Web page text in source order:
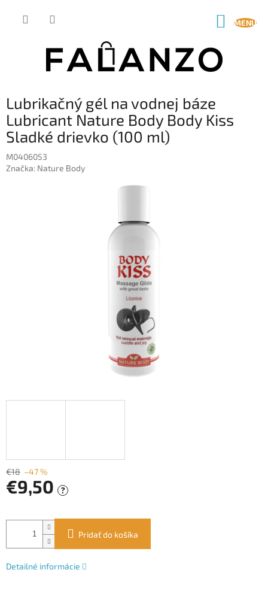
Lubrikačný gél na vodnej báze
Lubricant Nature Body Body Kiss
Sladké drievko (100 ml)
M0406053
Značka: Nature Body
€18 –47 %
€9,50 ?
cena:
Pridať do košíka
Detailné informácie